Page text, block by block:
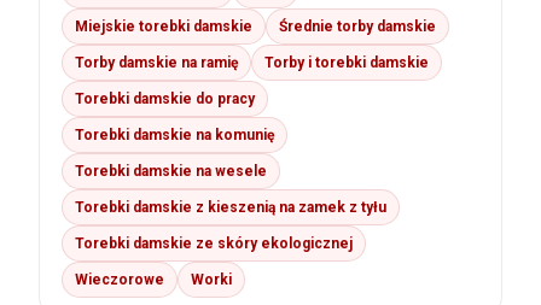
Miejskie torebki damskie Średnie torby damskie
Torby damskie na ramię Torby i torebki damskie
Torebki damskie do pracy
Torebki damskie na komunię
Torebki damskie na wesele
Torebki damskie z kieszenią na zamek z tyłu
Torebki damskie ze skóry ekologicznej
Wieczorowe Worki